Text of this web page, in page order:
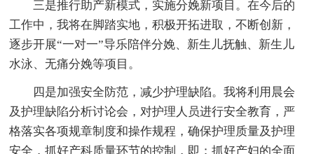
三是推行助产新模式，实施分娩新项目。在今后的
工作中，我将在脚踏实地，积极开拓进取，不断创新，
逐步开展“一对一”导乐陪伴分娩、新生儿抚触、新生儿
水泳、无痛分娩等项目。
四是加强安全防范，减少护理缺陷。我将利用晨会
及护理缺陷分析讨论会，对护理人员进行安全教育，严
格落实各项规章制度和操作规程，确保护理质量及护理
安全，抓好产科质量环节的控制，即：抓好产妇的全面